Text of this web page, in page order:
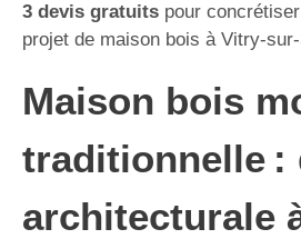
3 devis gratuits pour
projet de maison bois à Vitry-
Maison bois
traditionnelle :
architecturale